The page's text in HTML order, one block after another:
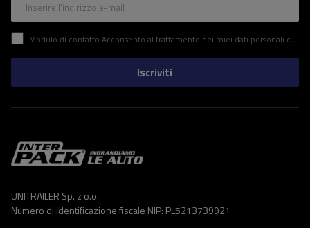
Inserire l'indirizzo e-mail
Modulo di contatto Acconsento al trattamento dei miei dati personali contenuti nel modulo di contatto in conformità al Regolamento del Parlamento Europeo e del Consiglio (UE)
Iscriviti
UNITRAILER Sp. z o.o.
Numero di identificazione fiscale NIP: PL5213739921